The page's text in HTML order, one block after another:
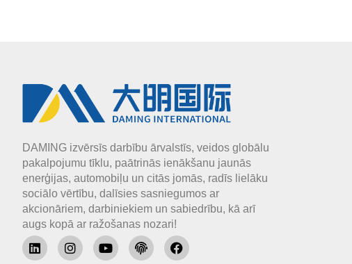
DAMING izvērsīs darbību ārvalstīs, veidos globālu
pakalpojumu tīklu, paātrinās ienākšanu jaunās
enerģijas, automobiļu un citās jomās, radīs lielāku
sociālo vērtību, dalīsies sasniegumos ar
akcionāriem, darbiniekiem un sabiedrību, kā arī
augs kopā ar ražošanas nozari!